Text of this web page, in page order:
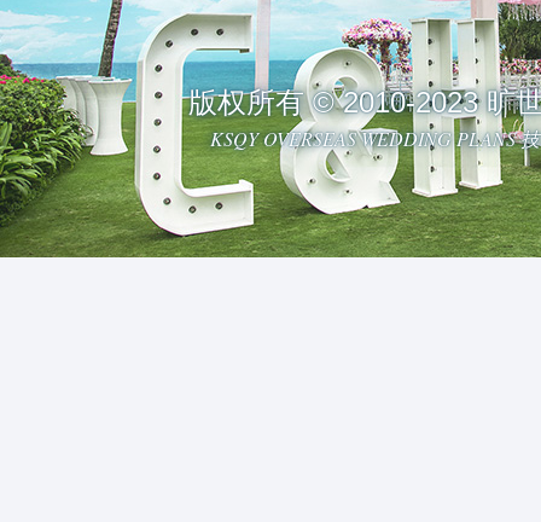
版权所有 © 2010-2023 旷
KSQY OVERSEAS WEDDING PLANS